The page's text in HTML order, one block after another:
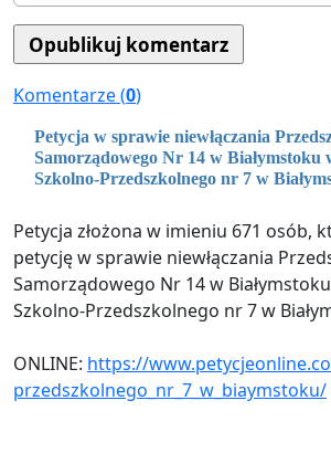
Komentarze (0)
Petycja w sprawie niewłączania
Samorządowego Nr 14 w Białymstoku
Szkolno-Przedszkolnego nr 7 w
Petycja złożona w imieniu 671 osób,
petycję w sprawie niewłączania
Samorządowego Nr 14 w Białymstoku
Szkolno-Przedszkolnego nr 7 w
ONLINE: https://
przedszkolnego_nr_7_w_biaymstoku/